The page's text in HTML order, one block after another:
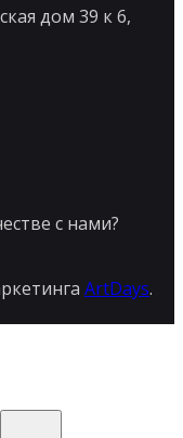
дом 39 к 6,
с нами?
ArtDays.